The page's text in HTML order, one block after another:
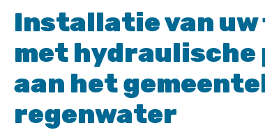
Installatie van
met hydraulische
aan het
regenwater